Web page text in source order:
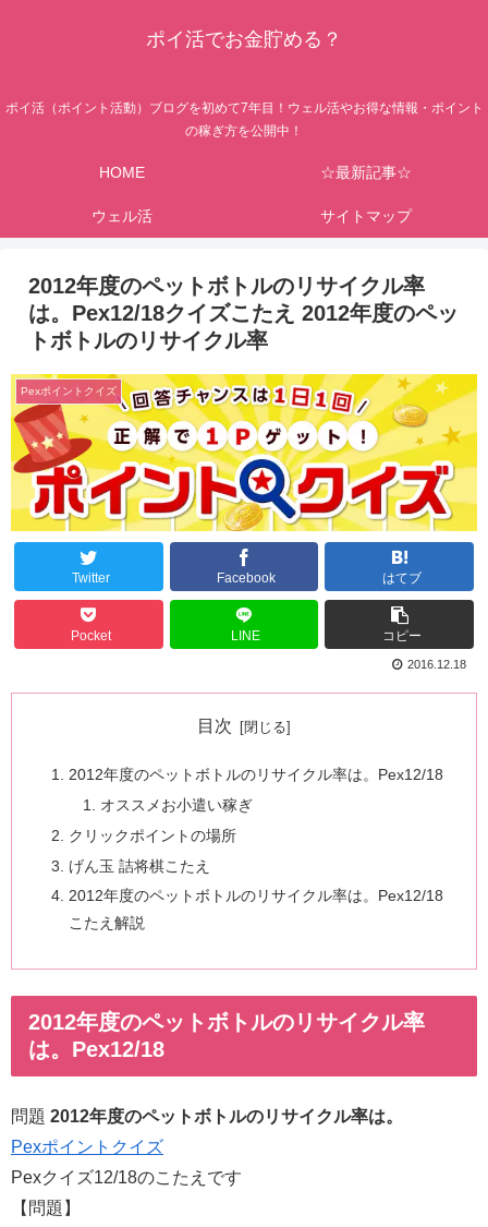
ポイ活でお金貯める？
ポイ活（ポイント活動）ブログを初めて7年目！ウェル活やお得な情報・ポイント
の稼ぎ方を公開中！
HOME ☆最新記事☆
ウェル活 サイトマップ
2012年度のペットボトルのリサイクル率
は。Pex12/18クイズこたえ 2012年度のペッ
トボトルのリサイクル率
Pexポイントクイズ
Twitter Facebook はてブ
Pocket LINE コピー
2016.12.18
目次
2012年度のペットボトルのリサイクル率は。Pex12/18
オススメお小遣い稼ぎ
クリックポイントの場所
げん玉 詰将棋こたえ
2012年度のペットボトルのリサイクル率は。Pex12/18
こたえ解説
2012年度のペットボトルのリサイクル率
は。Pex12/18
問題 2012年度のペットボトルのリサイクル率は。
Pexポイントクイズ
Pexクイズ12/18のこたえです
【問題】